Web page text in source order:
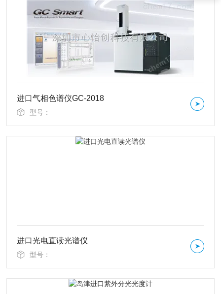
进口气相色谱仪GC-2018
型号：
进口光电直读光谱仪
型号：